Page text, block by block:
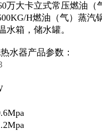
万大卡立式常压燃油（
H燃油（气）蒸汽
水箱，储水罐。
水器产品参数：